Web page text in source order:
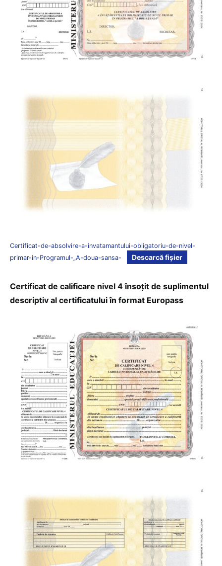
Certificat-de-absolvire-a-invatamantului-obligatoriu-de-nivel-
primar-in-Programul-„A-doua-sansa-
Descarcă fișier
Certificat de calificare nivel 4 însoțit de suplimentul
descriptiv al certificatului în format Europass